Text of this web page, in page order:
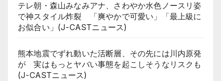
テレ朝・森山みなみアナ、さわやか水色ノースリ姿
で神スタイル炸裂 「爽やかで可愛い」「最上級に
お似合い」(J-CASTニュース)
熊本地震でずれ動いた活断層、その先には川内原発
が 実はもっとヤバい事態を起こしそうなリスクも
(J-CASTニュース)